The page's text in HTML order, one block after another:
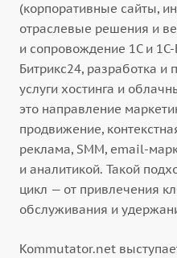
(корпоративные сайты,
отраслевые решения и
и сопровождение 1С и 1С-
Битрикс24, разработка и
услуги хостинга и
это направление
продвижение,
реклама, SMM, email-
и аналитикой. Такой
цикл — от привлечения
обслуживания и
Kommutator.net